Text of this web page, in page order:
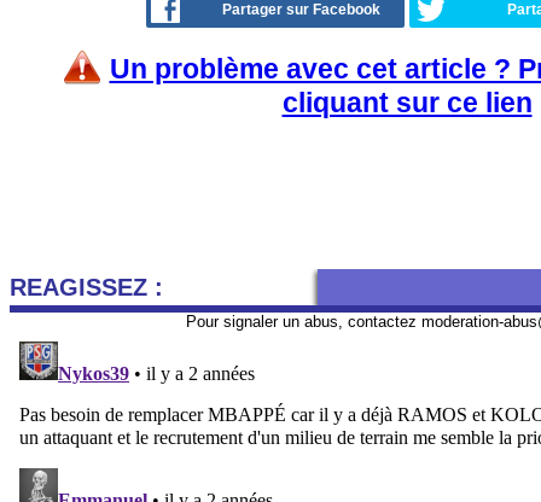
Partager sur Facebook
Un problème avec cet article ?
cliquant sur ce lien
REAGISSEZ :
Pour signaler un abus, contactez moderation-